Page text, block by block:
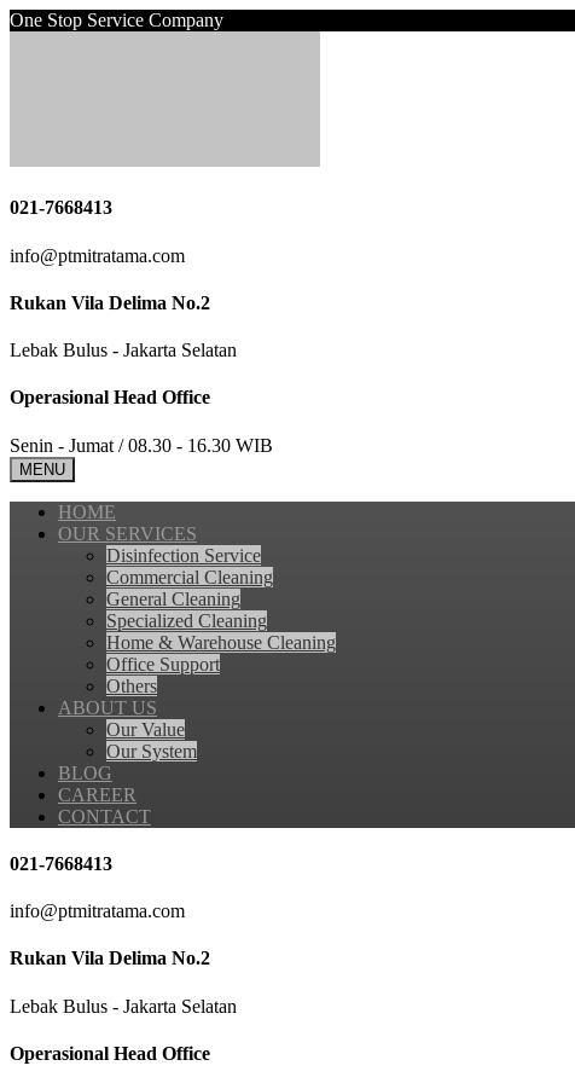
One Stop Service Company
021-7668413
info@ptmitratama.com
Rukan Vila Delima No.2
Lebak Bulus - Jakarta Selatan
Operasional Head Office
Senin - Jumat / 08.30 - 16.30 WIB
MENU
HOME
OUR SERVICES
Disinfection Service
Commercial Cleaning
General Cleaning
Specialized Cleaning
Home & Warehouse Cleaning
Office Support
Others
ABOUT US
Our Value
Our System
BLOG
CAREER
CONTACT
021-7668413
info@ptmitratama.com
Rukan Vila Delima No.2
Lebak Bulus - Jakarta Selatan
Operasional Head Office